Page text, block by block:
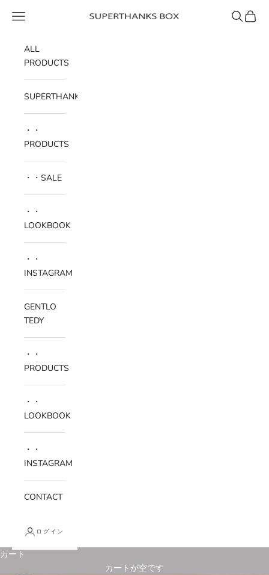
SUPERTHANKS BOX
メニュー 検索カート
ALL
PRODUCTS
SUPERTHANKS
・・
PRODUCTS
・・SALE
・・
LOOKBOOK
・・
INSTAGRAM
GENTLO
TEDY
・・
PRODUCTS
・・
LOOKBOOK
・・
INSTAGRAM
CONTACT
ログイン
カート
カートが空です